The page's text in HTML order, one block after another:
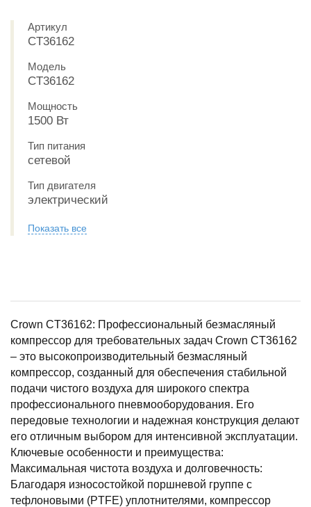
Артикул
CT36162
Модель
CT36162
Мощность
1500 Вт
Тип питания
сетевой
Тип двигателя
электрический
Показать все
Crown CT36162: Профессиональный безмасляный
компрессор для требовательных задач Crown CT36162
– это высокопроизводительный безмасляный
компрессор, созданный для обеспечения стабильной
подачи чистого воздуха для широкого спектра
профессионального пневмооборудования. Его
передовые технологии и надежная конструкция делают
его отличным выбором для интенсивной эксплуатации.
Ключевые особенности и преимущества:
Максимальная чистота воздуха и долговечность:
Благодаря износостойкой поршневой группе с
тефлоновыми (PTFE) уплотнителями, компрессор